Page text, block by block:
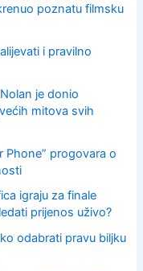
poznatu filmsku
i pravilno
je donio
mitova svih
Phone” progovara o
igraju za finale
prijenos uživo?
odabrati pravu biljku